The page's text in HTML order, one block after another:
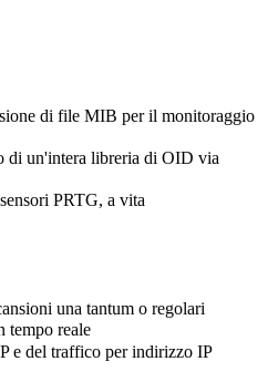
di file MIB per il monitoraggio
un'intera libreria di OID via
PRTG, a vita
una tantum o regolari
tempo reale
e del traffico per indirizzo IP